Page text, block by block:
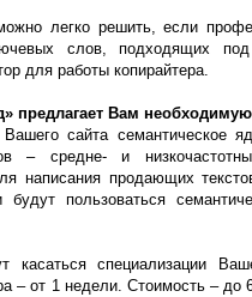
легко решить, если
слов, подходящих
для работы копирайтера.
предлагает Вам
сайта семантическое
– средне- и
написания продающих
будут пользоваться
касаться специализации
– от 1 недели. Стоимость –